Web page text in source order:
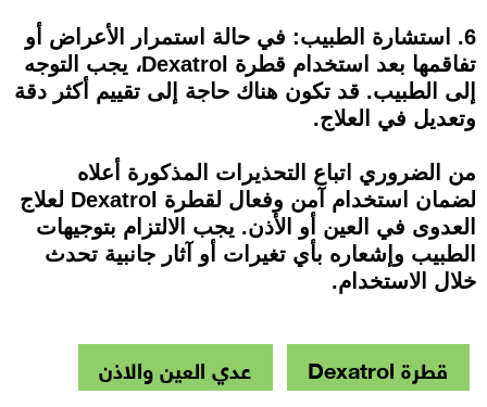
6. استشارة الطبيب: في حالة استمرار الأعراض أو
تفاقمها بعد استخدام قطرة Dexatrol، يجب التوجه
إلى الطبيب. قد تكون هناك حاجة إلى تقييم أكثر دقة
وتعديل في العلاج.
من الضروري اتباع التحذيرات المذكورة أعلاه
لضمان استخدام آمن وفعال لقطرة Dexatrol لعلاج
العدوى في العين أو الأذن. يجب الالتزام بتوجيهات
الطبيب وإشعاره بأي تغيرات أو آثار جانبية تحدث
خلال الاستخدام.
قطرة Dexatrol
عدي العين والاذن